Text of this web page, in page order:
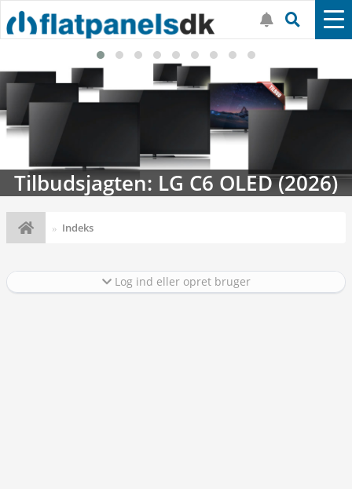
Tilbudsjagten: LG C6 OLED (2026)
Indeks
Log ind eller opret bruger